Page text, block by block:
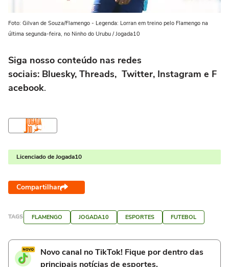
Foto: Gilvan de Souza/Flamengo - Legenda: Lorran em treino pelo Flamengo na
última segunda-feira, no Ninho do Urubu / Jogada10
Siga nosso conteúdo nas redes
sociais: Bluesky, Threads, Twitter, Instagram e F
acebook.
Licenciado de Jogada10
Compartilhar
TAGS FLAMENGO JOGADA10 ESPORTES FUTEBOL
Novo canal no TikTok! Fique por dentro das
principais notícias de esportes.